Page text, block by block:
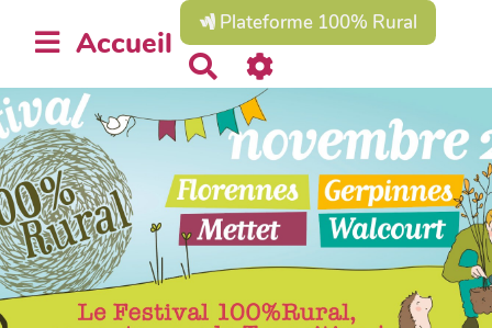
Accueil
Plateforme 100% Rural
e
c
h
e
r
c
r